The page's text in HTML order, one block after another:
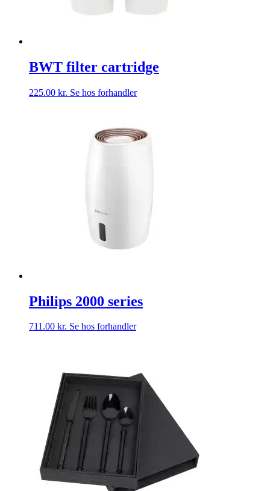
BWT filter cartridge
225.00 kr. Se hos forhandler
Philips 2000 series
711.00 kr. Se hos forhandler